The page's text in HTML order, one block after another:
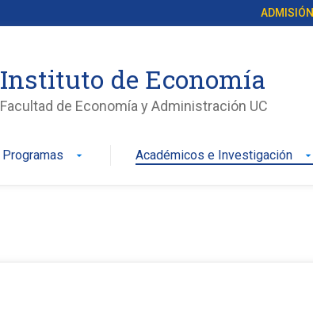
ADMISIÓN
Instituto de Economía
Facultad de Economía y Administración UC
Programas arrow_drop_down Académicos e Investigación arrow_drop_down